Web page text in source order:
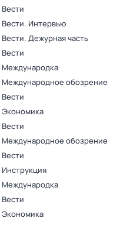
Вести
Вести. Интервью
Вести. Дежурная часть
Вести
Международка
Международное обозрение
Вести
Экономика
Вести
Международное обозрение
Вести
Инструкция
Международка
Вести
Экономика